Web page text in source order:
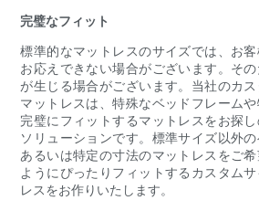
完璧なフィット
標準的なマットレスのサイズでは、お
お応えできない場合がございます。そ
が生じる場合がございます。当社のカ
マットレスは、特殊なベッドフレーム
完璧にフィットするマットレスをお探
ソリューションです。標準サイズ以外の
あるいは特定の寸法のマットレスをご
ようにぴったりフィットするカスタム
レスをお作りいたします。